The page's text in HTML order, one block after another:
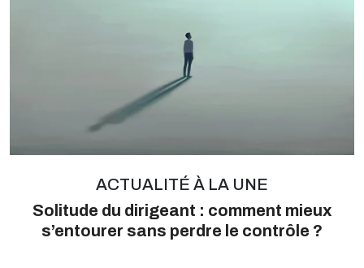
ACTUALITÉ À LA UNE
Solitude du dirigeant : comment mieux
s’entourer sans perdre le contrôle ?